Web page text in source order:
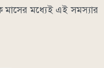
মধ্যেই এই সমস্যার